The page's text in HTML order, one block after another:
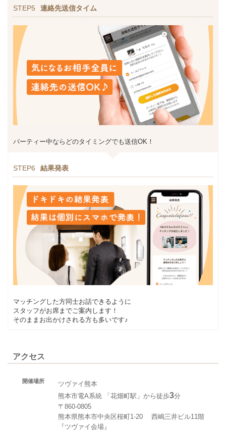
STEP5 連絡先送信タイム
パーティー中ならどのタイミングでも送信OK！
STEP6 結果発表
マッチングした方同士お話できるように
スタッフがお席までご案内します！
そのままお出かけされる方も多いです♪
アクセス
開催場所
ツヴァイ熊本
熊本市電A系統 「花畑町駅」から徒歩3分
〒860-0805
熊本県熊本市中央区桜町1-20 西嶋三井ビル11階
『ツヴァイ会場』